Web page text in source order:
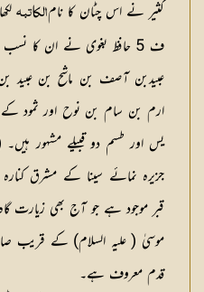
کثیر نے اس چٹان کا نامالکاتبہ
ف 5 حافظ بغوی نے ان کا
عبیدبن آصف بن ماشح بن عبید
ارم بن سام بن نوح اور ثمود کے
یس اور طسم دو قبیلے مشہور
جزیرہ نمائے سینا کے مشرق
قبر موجود ہے جو آج بھی زیارت
موسیٰ ( علیہ السلام) کے قریب
قدم معروف ہے۔